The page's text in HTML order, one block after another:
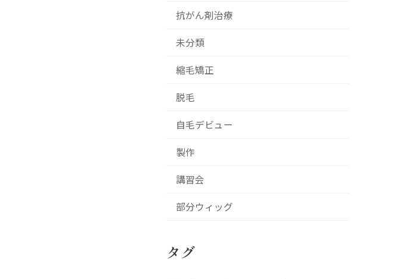
抗がん剤治療
未分類
縮毛矯正
脱毛
自毛デビュー
製作
講習会
部分ウィッグ
タグ